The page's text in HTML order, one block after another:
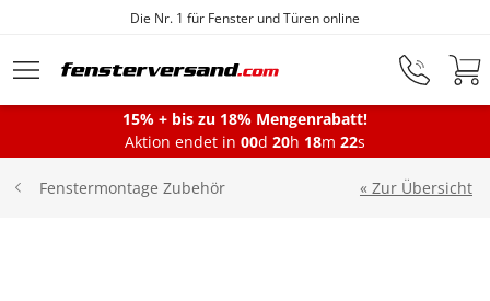
Zum Hauptinhalt springen
Die Nr. 1 für Fenster und Türen online
Montageservice
15% + bis zu 18% Mengenrabatt!
Aktion endet in 00d 20h 18m 22s
« Zur Übersicht
Fenstermontage Zubehör